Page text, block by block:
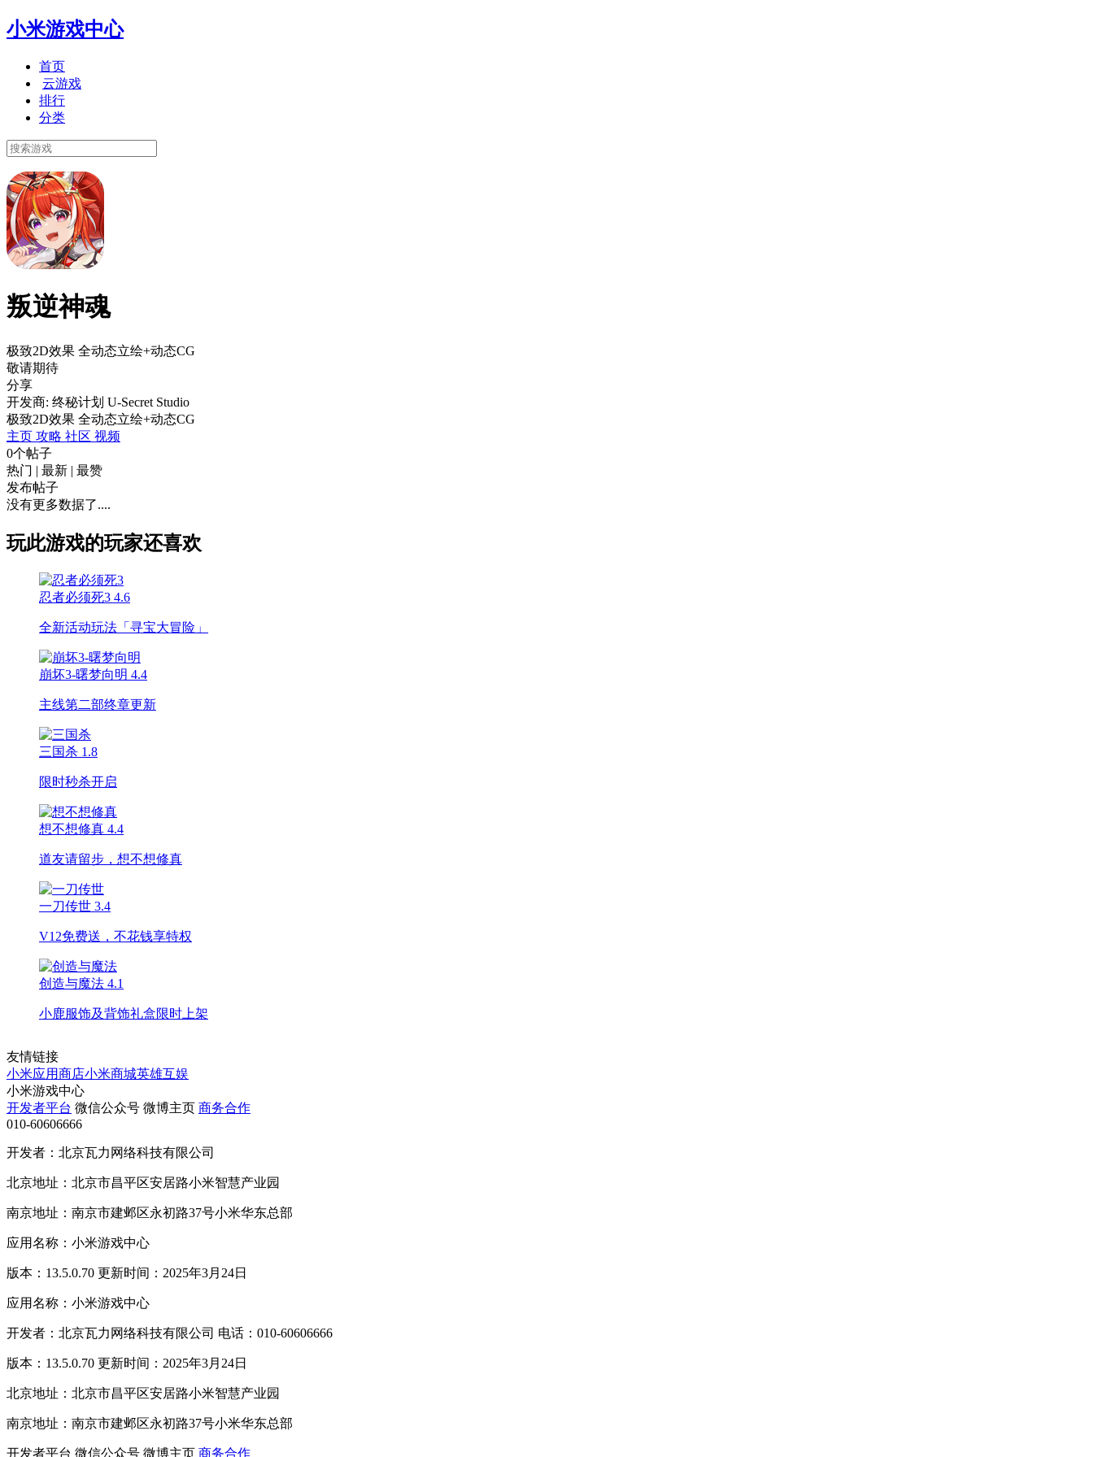
小米游戏中心
首页
云游戏
排行
分类
叛逆神魂
极致2D效果 全动态立绘+动态CG
敬请期待
分享
开发商: 终秘计划 U-Secret Studio
极致2D效果 全动态立绘+动态CG
主页 攻略 社区 视频
0个帖子
热门 | 最新 | 最赞
发布帖子
没有更多数据了....
玩此游戏的玩家还喜欢
忍者必须死3 4.6
全新活动玩法「寻宝大冒险」
崩坏3-曙梦向明 4.4
主线第二部终章更新
三国杀 1.8
限时秒杀开启
想不想修真 4.4
道友请留步，想不想修真
一刀传世 3.4
V12免费送，不花钱享特权
创造与魔法 4.1
小鹿服饰及背饰礼盒限时上架
友情链接
小米应用商店小米商城英雄互娱
小米游戏中心
开发者平台 微信公众号 微博主页 商务合作
010-60606666
开发者：北京瓦力网络科技有限公司
北京地址：北京市昌平区安居路小米智慧产业园
南京地址：南京市建邺区永初路37号小米华东总部
应用名称：小米游戏中心
版本：13.5.0.70 更新时间：2025年3月24日
应用名称：小米游戏中心
开发者：北京瓦力网络科技有限公司 电话：010-60606666
版本：13.5.0.70 更新时间：2025年3月24日
北京地址：北京市昌平区安居路小米智慧产业园
南京地址：南京市建邺区永初路37号小米华东总部
开发者平台 微信公众号 微博主页 商务合作